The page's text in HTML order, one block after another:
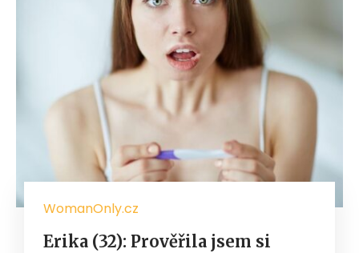
WomanOnly.cz
Erika (32): Prověřila jsem si